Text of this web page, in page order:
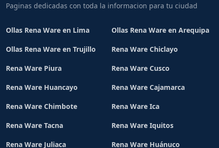
Paginas dedicadas con toda la informacion para tu ciudad
Ollas Rena Ware en Lima Ollas Rena Ware en Arequipa
Ollas Rena Ware en Trujillo Rena Ware Chiclayo
Rena Ware Piura Rena Ware Cusco
Rena Ware Huancayo Rena Ware Cajamarca
Rena Ware Chimbote Rena Ware Ica
Rena Ware Tacna Rena Ware Iquitos
Rena Ware Juliaca Rena Ware Huánuco